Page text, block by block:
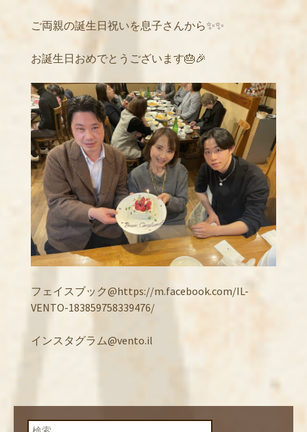
ご両親の誕生日祝いを息子さんから✨✨
お誕生日おめでとうございます🎂🎉
フェイスブック@https://m.facebook.com/IL-
VENTO-183859758339476/
インスタグラム@vento.il
検索: